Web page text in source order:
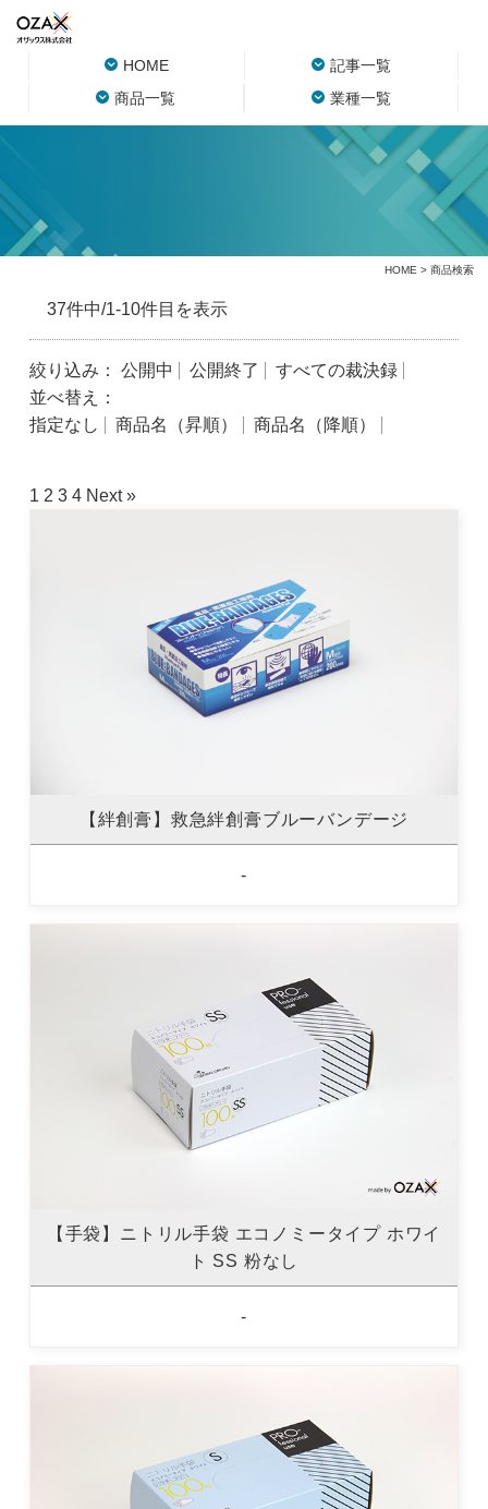
HOME
記事一覧
商品一覧
業種一覧
HOME > 商品検索
37件中/1-10件目を表示
絞り込み： 公開中 公開終了
すべての裁決録
並べ替え：
指定なし
商品名（昇順） 商品名（降順）
1 2 3 4 Next »
【絆創膏】救急絆創膏ブルーバンデージ
-
【手袋】ニトリル手袋 エコノミータイプ ホワイ
ト SS 粉なし
-